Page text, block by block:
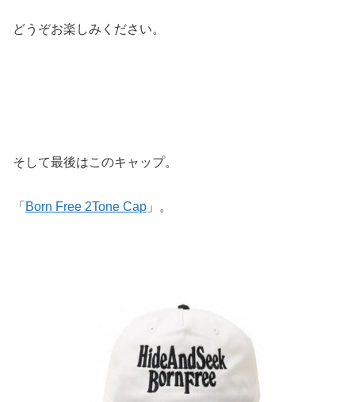
どうぞお楽しみください。
そして最後はこのキャップ。
「 Born Free 2Tone Cap 」。